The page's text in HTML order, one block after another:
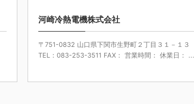
河崎冷熱電機株式会社
〒751-0832 山口県下関市生野町２丁目３１－１３
TEL：083-253-3511 FAX： 営業時間： 休業日： ...